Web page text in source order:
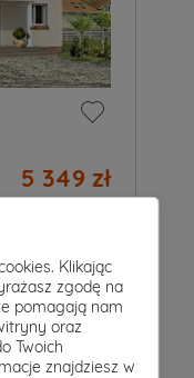
5 349 zł
Klikając
zgodę na
pomagają nam
oraz
Twoich
znajdziesz w